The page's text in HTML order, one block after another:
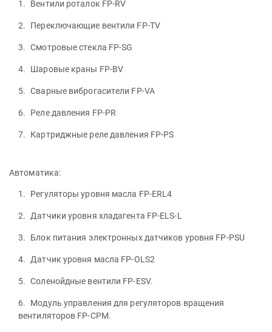
Вентили роталок FP-RV
Переключающие вентили FP-TV
Смотровые стекла FP-SG
Шаровые краны FP-BV
Сварные виброгасители FP-VA
Реле давления FP-PR
Картриджные реле давления FP-PS
Автоматика:
Регуляторы уровня масла FP-ERL4
Датчики уровня хладагента FP-ELS-L
Блок питания электронных датчиков уровня FP-PSU
Датчик уровня масла FP-OLS2
Соленойдные вентили FP-ESV.
Модуль управления для регуляторов вращения
вентиляторов FP-CPM.